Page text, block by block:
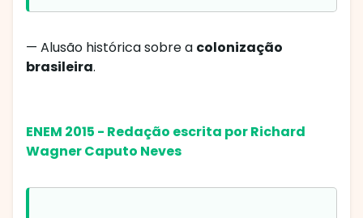
— Alusão histórica sobre a colonização
brasileira.
ENEM 2015 - Redação escrita por Richard
Wagner Caputo Neves